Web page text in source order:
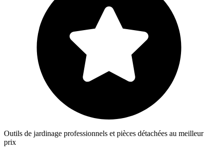
Outils de jardinage professionnels et pièces détachées au meilleur
prix